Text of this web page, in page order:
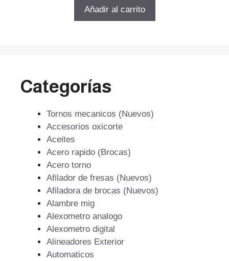
original
actual
Añadir al carrito
Categorías
Tornos mecanicos (Nuevos)
Accesorios oxicorte
Aceites
Acero rapido (Brocas)
Acero torno
Afilador de fresas (Nuevos)
Afiladora de brocas (Nuevos)
Alambre mig
Alexometro analogo
Alexometro digital
Alineadores Exterior
Automaticos